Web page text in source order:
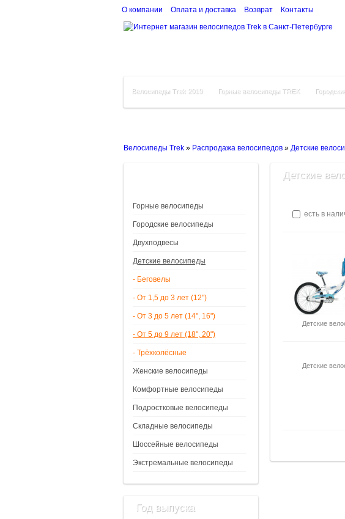
О компании Оплата и доставка Возврат Контакты
Велосипеды Trek 2019 Горные велосипеды TREK
Велосипеды Trek » Распродажа велосипедов » Детские
Горные велосипеды
Городские велосипеды
Двухподвесы
Детские велосипеды
- Беговелы
- От 1,5 до 3 лет (12")
- От 3 до 5 лет (14", 16")
- От 5 до 9 лет (18", 20")
- Трёхколёсные
Женские велосипеды
Комфортные велосипеды
Подростковые велосипеды
Складные велосипеды
Шоссейные велосипеды
Экстремальные велосипеды
Год выпуска
Детские
есть в
Детские
Детские